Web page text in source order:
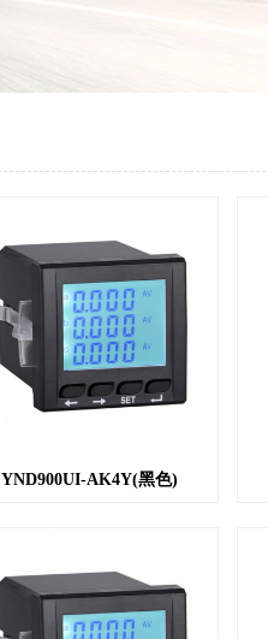
YND900UI-AK4Y(黑色)